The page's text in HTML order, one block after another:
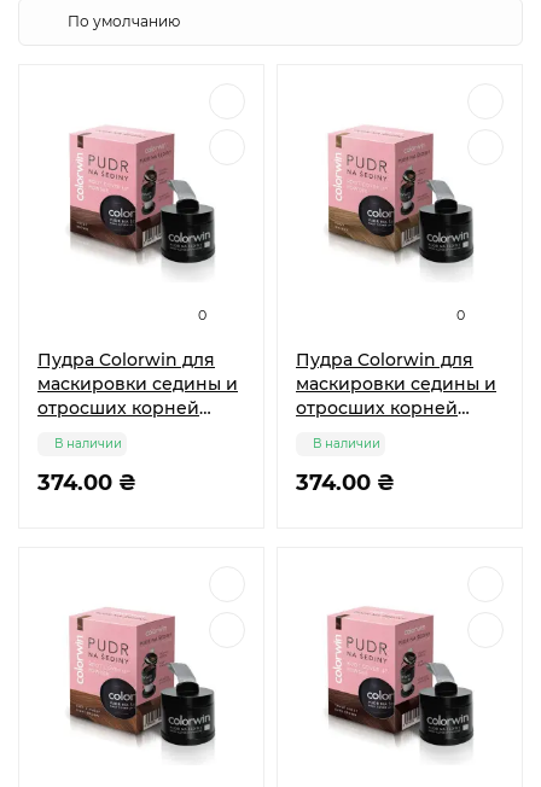
0
Пудра Colorwin для
маскировки седины и
отросших корней
374.00 ₴
В наличии
0
Пудра Colorwin для
маскировки седины и
отросших корней
374.00 ₴
В наличии